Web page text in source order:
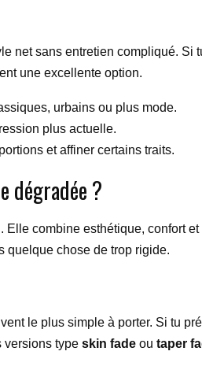
net sans entretien compliqué.
une excellente option.
urbains ou plus mode.
plus actuelle.
et affiner certains traits.
dégradée ?
Elle combine esthétique, confort
quelque chose de trop rigide.
le plus simple à porter. Si tu
versions type skin fade ou taper